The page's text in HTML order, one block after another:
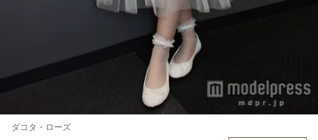
ダコタ・ローズ